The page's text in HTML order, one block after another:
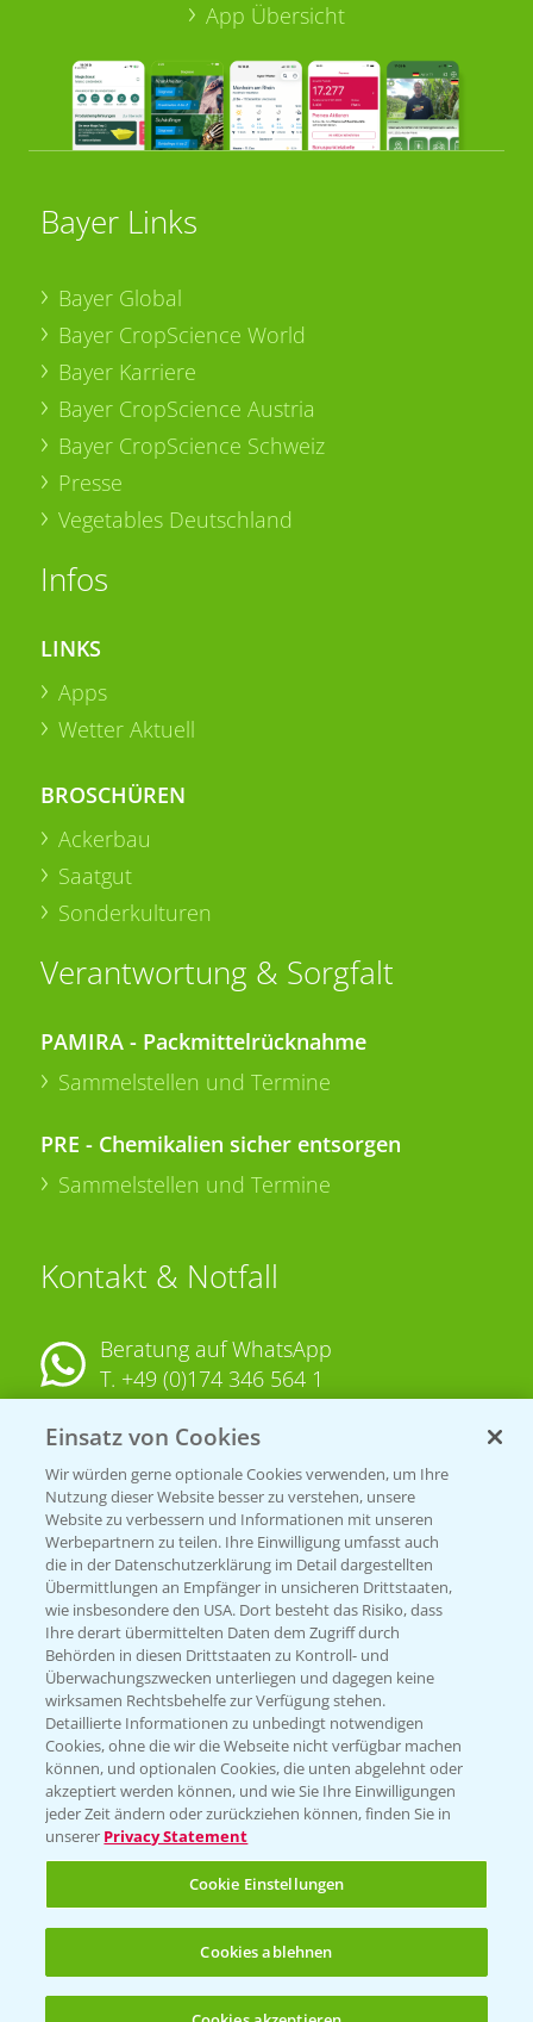
App Übersicht
Bayer Links
Bayer Global
Bayer CropScience World
Bayer Karriere
Bayer CropScience Austria
Bayer CropScience Schweiz
Presse
Vegetables Deutschland
Infos
LINKS
Apps
Wetter Aktuell
BROSCHÜREN
Ackerbau
Saatgut
Sonderkulturen
Verantwortung & Sorgfalt
PAMIRA - Packmittelrücknahme
Sammelstellen und Termine
PRE - Chemikalien sicher entsorgen
Sammelstellen und Termine
Kontakt & Notfall
Beratung auf WhatsApp
T. +49 (0)174 346 564 1
KONTAKT
Hilfe in Notfällen
T.+49 (0)214/30-20220
Folgen Sie uns
Allgemeine Nutzungsbedingungen
Datenschutzerklärung
Impressum
Gebrauchshinweise
Einsatz von Cookies
Wir würden gerne optionale Cookies verwenden, um Ihre
Nutzung dieser Website besser zu verstehen, unsere
Website zu verbessern und Informationen mit unseren
Werbepartnern zu teilen. Ihre Einwilligung umfasst auch
die in der Datenschutzerklärung im Detail dargestellten
Übermittlungen an Empfänger in unsicheren Drittstaaten,
wie insbesondere den USA. Dort besteht das Risiko, dass
Ihre derart übermittelten Daten dem Zugriff durch
Behörden in diesen Drittstaaten zu Kontroll- und
Überwachungszwecken unterliegen und dagegen keine
wirksamen Rechtsbehelfe zur Verfügung stehen.
Detaillierte Informationen zu unbedingt notwendigen
Cookies, ohne die wir die Webseite nicht verfügbar machen
können, und optionalen Cookies, die unten abgelehnt oder
akzeptiert werden können, und wie Sie Ihre Einwilligungen
jeder Zeit ändern oder zurückziehen können, finden Sie in
unserer Privacy Statement
Cookie Einstellungen
Cookies ablehnen